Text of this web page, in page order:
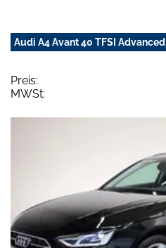
Audi A4 Avant 40 TFSI Advanced
Preis:
MWSt: